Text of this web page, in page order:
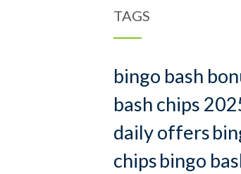
TAGS
bingo bash
bash chips
daily offers
chipsbingo